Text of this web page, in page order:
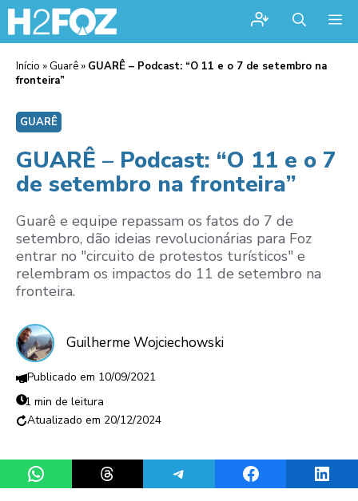
Início » Guarê » GUARÊ – Podcast: “O 11 e o 7 de setembro na
fronteira”
GUARÊ
GUARÊ – Podcast: “O 11 e o 7
de setembro na fronteira”
Guarê e equipe repassam os fatos do 7 de
setembro, dão ideias revolucionárias para Foz
entrar no "circuito de protestos turísticos" e
relembram os impactos do 11 de setembro na
fronteira.
Guilherme Wojciechowski
10/09/2021
1 min de leitura
20/12/2024
Share on WhatsAppShare on ThreadsShare on TelegramShare on Facebook